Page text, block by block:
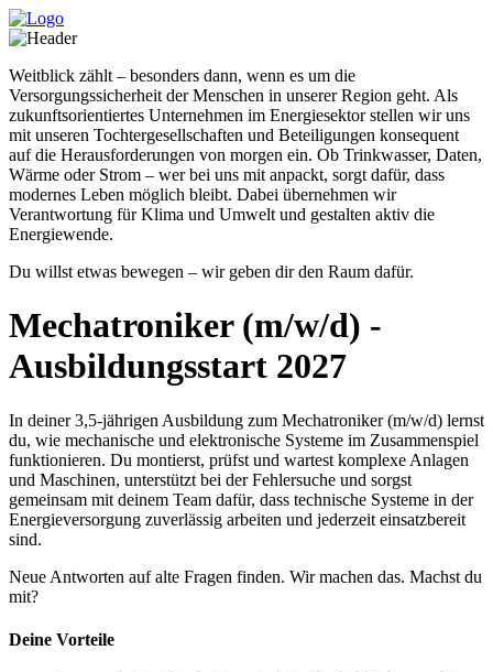
Weitblick zählt – besonders dann, wenn es um die
Versorgungssicherheit der Menschen in unserer Region geht. Als
zukunftsorientiertes Unternehmen im Energiesektor stellen wir uns
mit unseren Tochtergesellschaften und Beteiligungen konsequent
auf die Herausforderungen von morgen ein. Ob Trinkwasser, Daten,
Wärme oder Strom – wer bei uns mit anpackt, sorgt dafür, dass
modernes Leben möglich bleibt. Dabei übernehmen wir
Verantwortung für Klima und Umwelt und gestalten aktiv die
Energiewende.
Du willst etwas bewegen – wir geben dir den Raum dafür.
Mechatroniker (m/w/d) -
Ausbildungsstart 2027
In deiner 3,5-jährigen Ausbildung zum Mechatroniker (m/w/d) lernst
du, wie mechanische und elektronische Systeme im Zusammenspiel
funktionieren. Du montierst, prüfst und wartest komplexe Anlagen
und Maschinen, unterstützt bei der Fehlersuche und sorgst
gemeinsam mit deinem Team dafür, dass technische Systeme in der
Energieversorgung zuverlässig arbeiten und jederzeit einsatzbereit
sind.
Neue Antworten auf alte Fragen finden. Wir machen das. Machst du
mit?
Deine Vorteile